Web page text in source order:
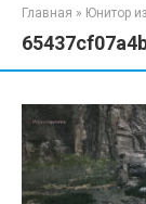
Главная » Юнитор